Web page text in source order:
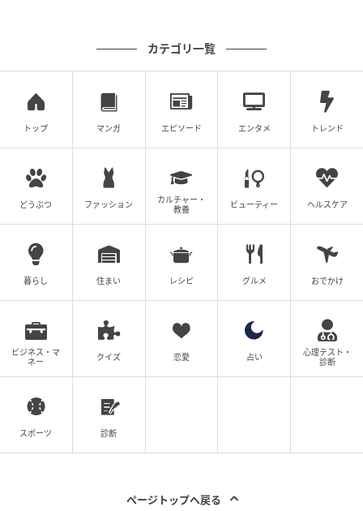
カテゴリ一覧
トップ マンガ エピソード エンタメ トレンド
どうぶつ ファッション
カルチャー・
教養
ビューティー ヘルスケア
暮らし 住まい レシピ グルメ おでかけ
ビジネス・マ
ネー
クイズ 恋愛 占い
心理テスト・
診断
スポーツ 診断
ページトップへ戻る